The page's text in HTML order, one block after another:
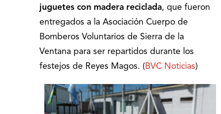
juguetes con madera reciclada, que fueron
entregados a la Asociación Cuerpo de
Bomberos Voluntarios de Sierra de la
Ventana para ser repartidos durante los
festejos de Reyes Magos. ( BVC Noticias)